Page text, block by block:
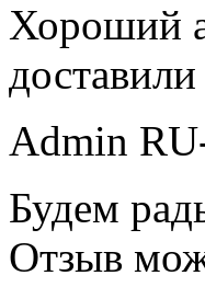
Хороший
Admin
Будем
Отзыв